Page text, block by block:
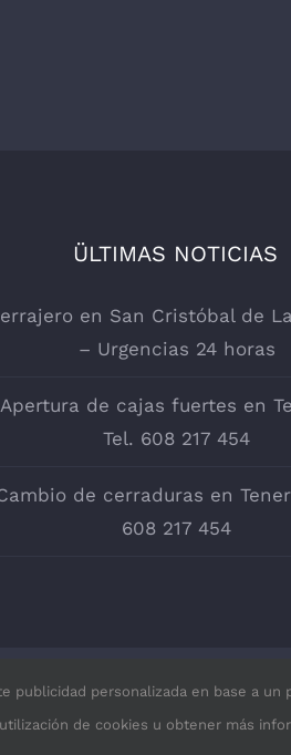
ÜLTIMAS NOTICIAS
en San Cristóbal de
– Urgencias 24 horas
Apertura de cajas fuertes en
Tel. 608 217 454
de cerraduras en
608 217 454
|Aviso legal|Política de
personalizada en base a
de cookies u obtener más